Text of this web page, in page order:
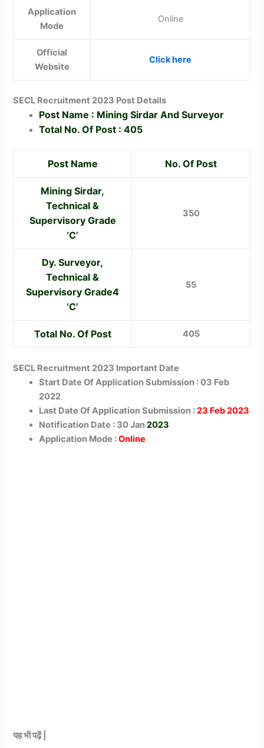
Application
Mode
Online
Official
Website
Click here
SECL Recruitment 2023 Post Details
Post Name : Mining Sirdar And Surveyor
Total No. Of Post : 405
Post Name No. Of Post
Mining Sirdar,
Technical &
Supervisory Grade
‘C’
350
Dy. Surveyor,
Technical &
Supervisory Grade4
‘C’
55
Total No. Of Post 405
SECL Recruitment 2023 Important Date
Start Date Of Application Submission : 03 Feb
2022
Last Date Of Application Submission :23 Feb 2023
Notification Date : 30 Jan2023
Application Mode :Online
यह भी पढ़ें |